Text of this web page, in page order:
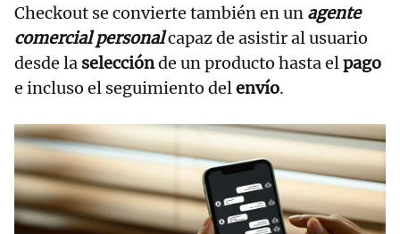
Checkout se convierte también en un agente
comercial personalcapaz de asistir al usuario
desde la selecciónde un producto hasta elpago
e incluso el seguimiento delenvío.